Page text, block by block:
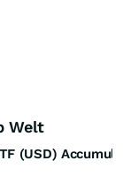
Welt
(USD)